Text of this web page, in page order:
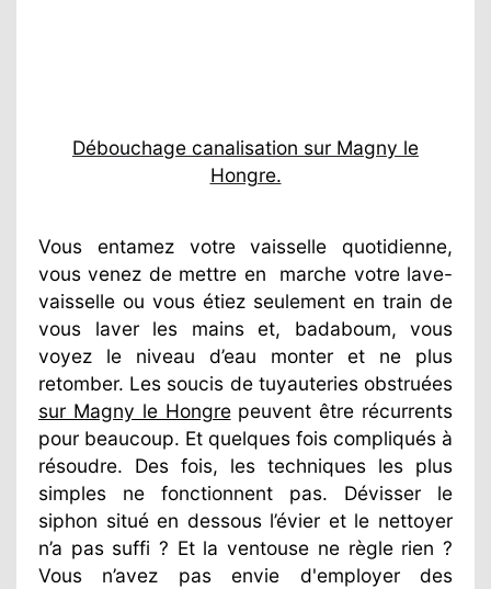
Débouchage canalisation sur Magny le
Hongre.
Vous entamez votre vaisselle quotidienne,
vous venez de mettre en
marche votre lave-
vaisselle ou vous étiez seulement en train de
vous laver les mains et, badaboum, vous
voyez le niveau d’eau monter et ne plus
retomber. Les soucis de tuyauteries obstruées
sur Magny le Hongrepeuvent être récurrents
pour beaucoup. Et quelques fois compliqués à
résoudre. Des fois, les techniques les plus
simples ne fonctionnent pas. Dévisser le
siphon situé en dessous l’évier et le nettoyer
n’a pas suffi ? Et la ventouse ne règle rien ?
Vous n’avez pas envie d'employer des